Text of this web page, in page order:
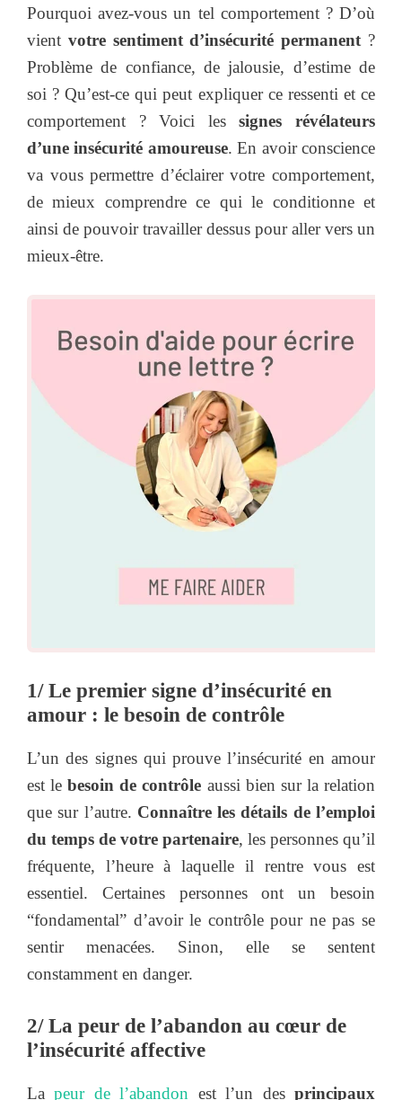
Pourquoi avez-vous un tel comportement ? D’où
vient votre sentiment d’insécurité permanent ?
Problème de confiance, de jalousie, d’estime de
soi ? Qu’est-ce qui peut expliquer ce ressenti et ce
comportement ? Voici lessignes révélateurs
d’une insécurité amoureuse. En avoir conscience
va vous permettre d’éclairer votre comportement,
de mieux comprendre ce qui le conditionne et
ainsi de pouvoir travailler dessus pour aller vers un
mieux-être.
1/ Le premier signe d’insécurité en
amour : le besoin de contrôle
L’un des signes qui prouve l’insécurité en amour
est lebesoin de contrôle aussi bien sur la relation
que sur l’autre. Connaître les détails de l’emploi
du temps de votre partenaire, les personnes qu’il
fréquente, l’heure à laquelle il rentre vous est
essentiel. Certaines personnes ont un besoin
“fondamental” d’avoir le contrôle pour ne pas se
sentir menacées. Sinon, elle se sentent
constamment en danger.
2/ La peur de l’abandon au cœur de
l’insécurité affective
Lapeur de l’abandon est l’un desprincipaux